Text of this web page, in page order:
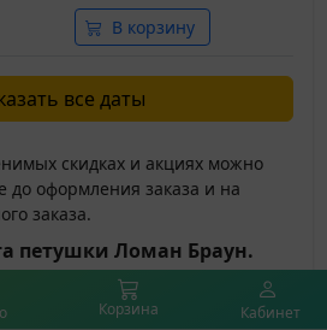
В корзину
все даты
скидках и акциях можно
до оформления заказа и на
заказа.
петушки Ломан Браун.
(возможны вкрапления).
Корзина Кабинет